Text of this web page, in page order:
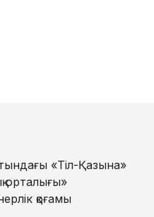
«Тіл-Қазына»
орталығы»
қоғамы